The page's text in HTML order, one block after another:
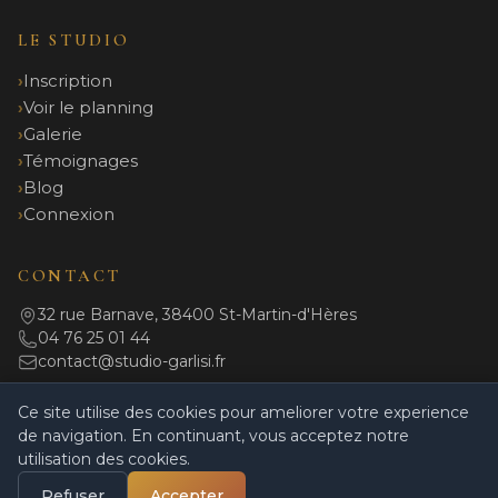
LE STUDIO
Inscription
Voir le planning
Galerie
Témoignages
Blog
Connexion
CONTACT
32 rue Barnave, 38400 St-Martin-d'Hères
04 76 25 01 44
contact@studio-garlisi.fr
© 2026 Studio Garlisi. Tous droits réservés.
Mentions légales|Politique de confidentialité
Règlement intérieur
Ce site utilise des cookies pour ameliorer votre experience
de navigation. En continuant, vous acceptez notre
utilisation des cookies.